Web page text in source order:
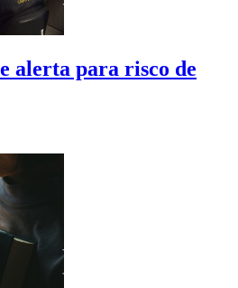
alerta para risco de